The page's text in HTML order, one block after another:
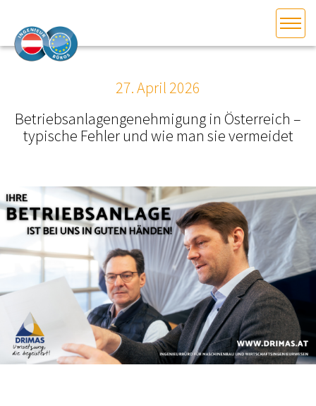
DAS INGENIEURBÜRO
INTERESSEN­VERTRETUNG
MITGLIEDER­VERZEICHNIS
SERVICE
KONTAKT
NEWS
27. April 2026
Betriebsanlagengenehmigung in Österreich –
typische Fehler und wie man sie vermeidet